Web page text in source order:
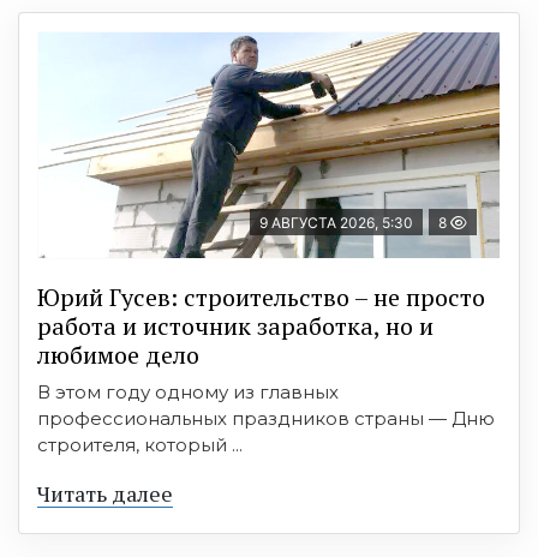
9 АВГУСТА 2026, 5:30 8
Юрий Гусев: строительство – не просто
работа и источник заработка, но и
любимое дело
В этом году одному из главных
профессиональных праздников страны — Дню
строителя, который ...
Читать далее